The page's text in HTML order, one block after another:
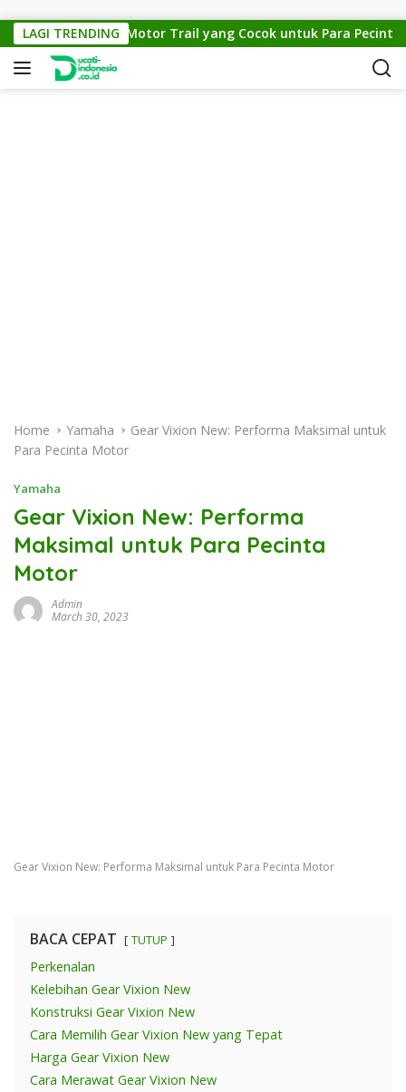
LAGI TRENDING
KTM Cross 150: Motor Trail yang Cocok untuk Para Pecinta
Home Yamaha
Gear Vixion New: Performa Maksimal untuk
Para Pecinta Motor
Yamaha
Gear Vixion New: Performa
Maksimal untuk Para Pecinta
Motor
Admin
March 30, 2023
Gear Vixion New: Performa Maksimal untuk Para Pecinta Motor
BACA CEPAT TUTUP
Perkenalan
Kelebihan Gear Vixion New
Konstruksi Gear Vixion New
Cara Memilih Gear Vixion New yang Tepat
Harga Gear Vixion New
Cara Merawat Gear Vixion New